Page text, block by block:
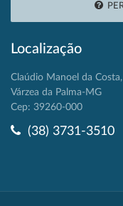
Localização
Claúdio Manoel da
Várzea da Palma-MG
Cep: 39260-000
(38) 3731-3510